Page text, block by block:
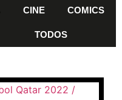
CINE COMICS
TODOS